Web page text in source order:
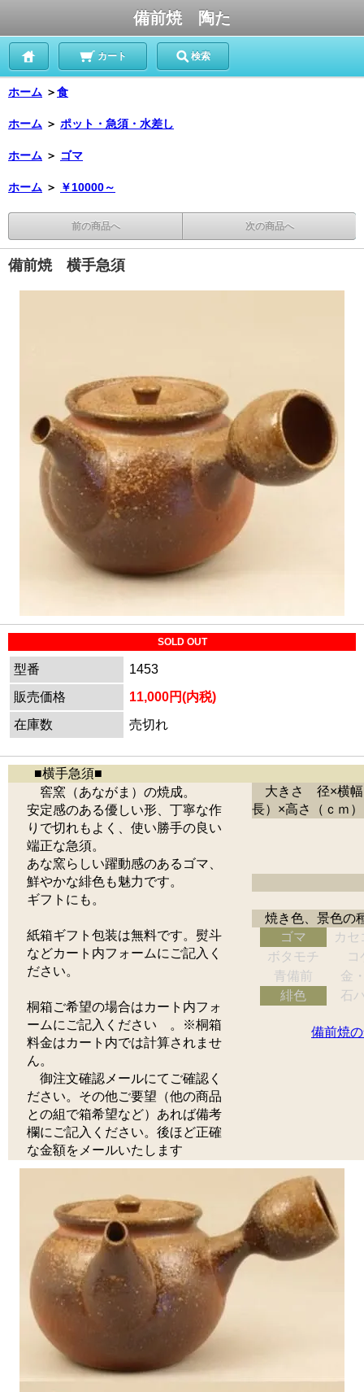
備前焼 陶た
カート 検索
ホーム ＞食
ホーム ＞ ポット・急須・水差し
ホーム ＞ ゴマ
ホーム ＞ ￥10000～
前の商品へ 次の商品へ
備前焼 横手急須
SOLD OUT
型番
1453
販売価格
11,000円(内税)
在庫数
売切れ
■横手急須■
窖窯（あながま）の焼成。
安定感のある優しい形、丁寧な作
りで切れもよく、使い勝手の良い
端正な急須。
あな窯らしい躍動感のあるゴマ、
鮮やかな緋色も魅力です。
ギフトにも。
紙箱ギフト包装は無料です。熨斗
などカート内フォームにご記入く
ださい。
桐箱ご希望の場合はカート内フォ
ームにご記入ください 。※桐箱
料金はカート内では計算されませ
ん。
御注文確認メールにてご確認く
ださい。その他ご要望（他の商品
との組で箱希望など）あれば備考
欄にご記入ください。後ほど正確
な金額をメールいたします
大きさ 径×横幅
長）×高さ（ｃｍ）
焼き色、景色の
ゴマ
カセ
ボタモチ
コ
青備前
金
緋色
石
備前焼